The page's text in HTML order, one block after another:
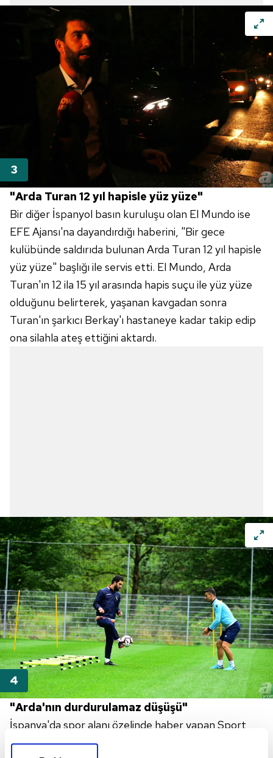
"Arda Turan 12 yıl hapisle yüz yüze"
Bir diğer İspanyol basın kuruluşu olan El Mundo ise
EFE Ajansı'na dayandırdığı haberini, "Bir gece
kulübünde saldırıda bulunan Arda Turan 12 yıl hapisle
yüz yüze" başlığı ile servis etti. El Mundo, Arda
Turan'ın 12 ila 15 yıl arasında hapis suçu ile yüz yüze
olduğunu belirterek, yaşanan kavgadan sonra
Turan'ın şarkıcı Berkay'ı hastaneye kadar takip edip
ona silahla ateş ettiğini aktardı.
"Arda'nın durdurulamaz düşüşü"
İspanya'da spor alanı özelinde haber yapan Sport
kuruluşu ise olayları, "Arda'nın durdurulamaz düşüşü"